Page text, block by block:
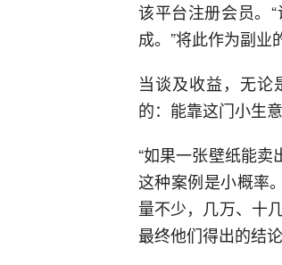
该平台注册会员。
成。”将此作为副业
当谈及收益，无论
的：能靠这门小生
“如果一张壁纸能
这种案例是小概率
量不少，几万、十
最终他们得出的结